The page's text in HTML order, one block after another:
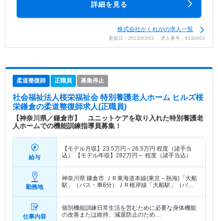
詳細を見る
株式会社かくれがの求人一覧
更新日：2023/03/03 求人番号：9130002
柔道整復師 正職員 募集停止
社会福祉法人桜栄福祉会 特別養護老人ホーム ヒルズ桜
栄鎌倉の柔道整復師求人(正職員)
【神奈川県／鎌倉市】 ユニットケアを取り入れた特別養護老
人ホームでの機能訓練指導員募集！
給与
【モデル月収】 23.5万円～26.5万円 程度（諸手当
込） 【モデル年収】 282万円～ 程度（諸手当込）
勤務地
神奈川県 鎌倉市 ＪＲ東海道本線(東京－熱海)「大船
駅」（バス・車8分）ＪＲ根岸線「大船駅」（バ
仕事内容
個別機能訓練日常生活を営むために必要な身体機能
の改善または維持、減退防止のため…